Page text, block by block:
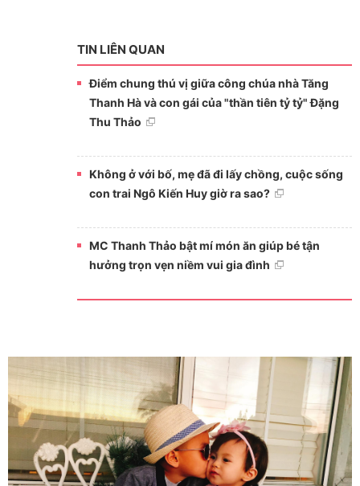
TIN LIÊN QUAN
Điểm chung thú vị giữa công chúa nhà Tăng
Thanh Hà và con gái của "thần tiên tỷ tỷ" Đặng
Thu Thảo
Không ở với bố, mẹ đã đi lấy chồng, cuộc sống
con trai Ngô Kiến Huy giờ ra sao?
MC Thanh Thảo bật mí món ăn giúp bé tận
hưởng trọn vẹn niềm vui gia đình